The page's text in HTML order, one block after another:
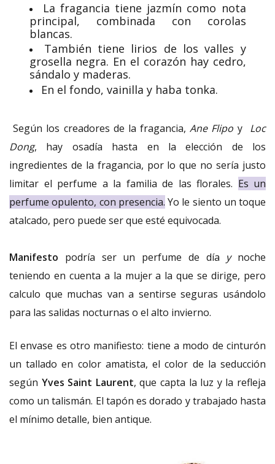
La fragancia tiene jazmín como nota
principal, combinada con corolas
blancas.
También tiene lirios de los valles y
grosella negra. En el corazón hay cedro,
sándalo y maderas.
En el fondo, vainilla y haba tonka.
Según los creadores de la fragancia,Ane Flipo y Loc
Dong, hay osadía hasta en la elección de los
ingredientes de la fragancia, por lo que no sería justo
limitar el perfume a la familia de las florales. Es un
perfume opulento, con presencia. Yo le siento un toque
atalcado, pero puede ser que esté equivocada.
Manifesto podría ser un perfume de día ynoche
teniendo en cuenta a la mujer a la que se dirige, pero
calculo que muchas van a sentirse seguras usándolo
para las salidas nocturnas o el alto invierno.
El envase es otro manifiesto: tiene a modo de cinturón
un tallado en color amatista, el color de la seducción
según Yves Saint Laurent, que capta la luz y la refleja
como un talismán. El tapón es dorado y trabajado hasta
el mínimo detalle, bien antique.